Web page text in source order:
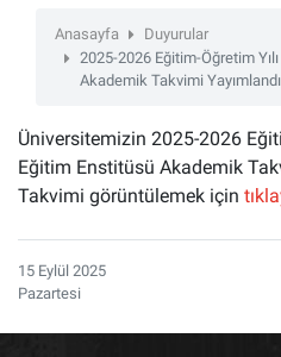
Anasayfa
Duyurular
2025-2026 Eğitim-Öğretim
Akademik Takvimi Yayımlandı
Üniversitemizin 2025-2026
Eğitim Enstitüsü Akademik
Takvimi görüntülemek için
15 Eylül 2025
Pazartesi